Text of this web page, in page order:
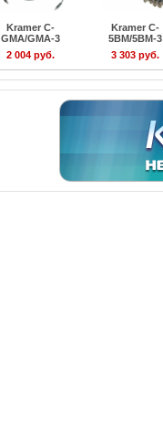
Kramer C-
GMA/GMA-3
2 004 руб.
Kramer C-
5BM/5BM-3
3 303 руб.